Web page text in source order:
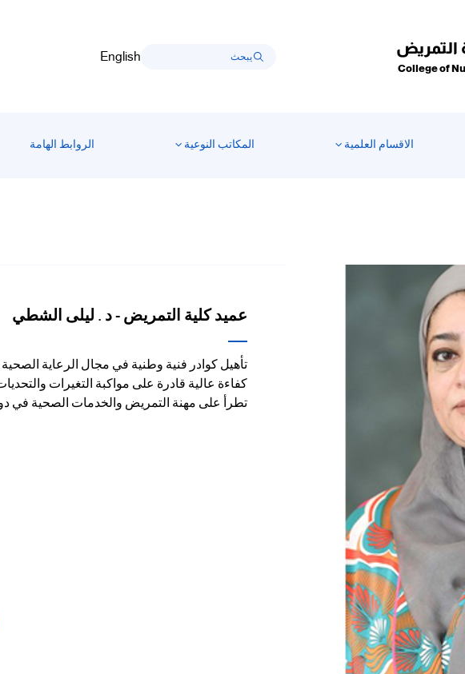
التمريض
College of
English
الاقسام العلمية المكاتب النوعية الروابط الهامة
عميد كلية التمريض - د . ليلى الشطي
تأهيل كوادر فنية وطنية في مجال الرعاية
كفاءة عالية قادرة على مواكبة التغيرات
تطرأ على مهنة التمريض والخدمات الصحية في